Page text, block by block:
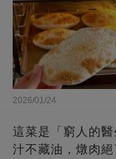
2026/01/24
這菜是「窮人的
汁不藏油，燉肉絕